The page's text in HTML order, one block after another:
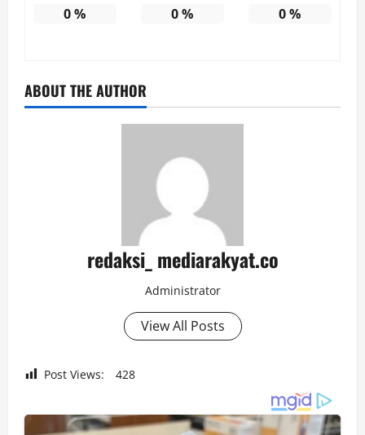
0% 0% 0%
ABOUT THE AUTHOR
redaksi_ mediarakyat.co
Administrator
View All Posts
Post Views: 428